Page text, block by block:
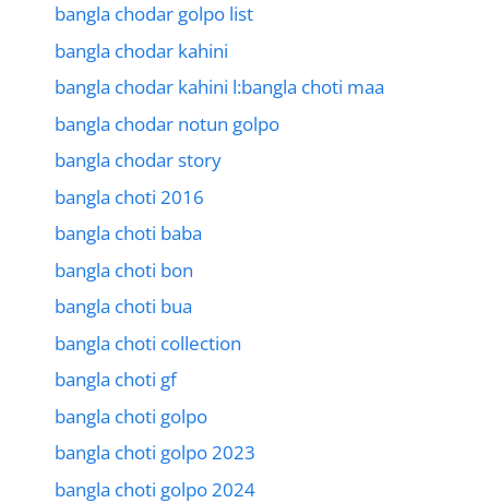
bangla chodar golpo list
bangla chodar kahini
bangla chodar kahini l:bangla choti maa
bangla chodar notun golpo
bangla chodar story
bangla choti 2016
bangla choti baba
bangla choti bon
bangla choti bua
bangla choti collection
bangla choti gf
bangla choti golpo
bangla choti golpo 2023
bangla choti golpo 2024